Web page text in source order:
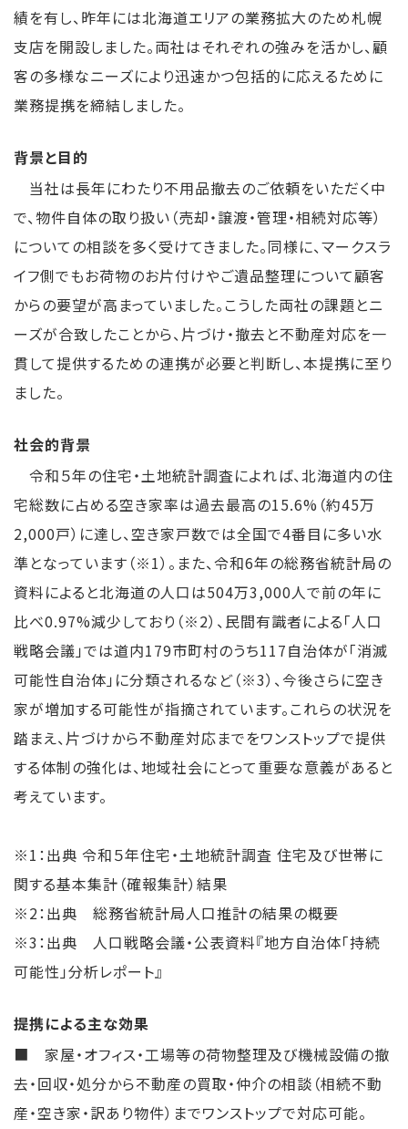
績を有し、昨年には北海道エリアの業務拡大のため札幌
支店を開設しました。両社はそれぞれの強みを活かし、顧
客の多様なニーズにより迅速かつ包括的に応えるために
業務提携を締結しました。
背景と目的
当社は長年にわたり不用品撤去のご依頼をいただく中
で、物件自体の取り扱い（売却・譲渡・管理・相続対応等）
についての相談を多く受けてきました。同様に、マークスラ
イフ側でもお荷物のお片付けやご遺品整理について顧客
からの要望が高まっていました。こうした両社の課題とニ
ーズが合致したことから、片づけ・撤去と不動産対応を一
貫して提供するための連携が必要と判断し、本提携に至り
ました。
社会的背景
令和５年の住宅・土地統計調査によれば、北海道内の住
宅総数に占める空き家率は過去最高の15.6%（約45万
2,000戸）に達し、空き家戸数では全国で4番目に多い水
準となっています（※1）。また、令和6年の総務省統計局の
資料によると北海道の人口は504万3,000人で前の年に
比べ0.97%減少しており（※2）、民間有識者による「人口
戦略会議」では道内179市町村のうち117自治体が「消滅
可能性自治体」に分類されるなど（※3）、今後さらに空き
家が増加する可能性が指摘されています。これらの状況を
踏まえ、片づけから不動産対応までをワンストップで提供
する体制の強化は、地域社会にとって重要な意義があると
考えています。
※1：出典 令和５年住宅・土地統計調査 住宅及び世帯に
関する基本集計（確報集計）結果
※2：出典 総務省統計局人口推計の結果の概要
※3：出典 人口戦略会議・公表資料『地方自治体「持続
可能性」分析レポート』
提携による主な効果
■ 家屋・オフィス・工場等の荷物整理及び機械設備の撤
去・回収・処分から不動産の買取・仲介の相談（相続不動
産・空き家・訳あり物件）までワンストップで対応可能。